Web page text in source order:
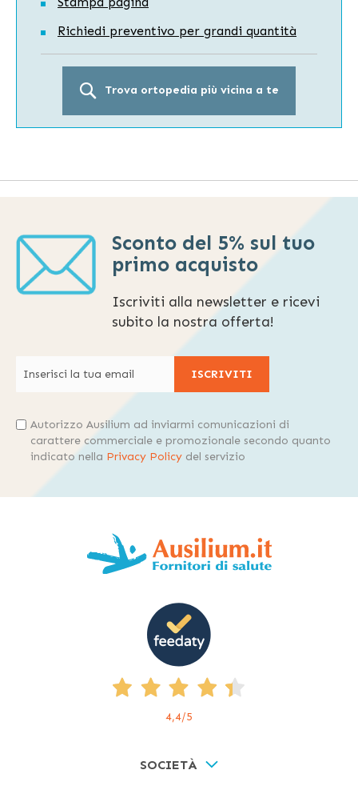
Richiedi preventivo per grandi quantità
Trova ortopedia più vicina a te
Sconto del 5% sul tuo
primo acquisto
Iscriviti alla newsletter e ricevi
subito la nostra offerta!
ISCRIVITI
Autorizzo Ausilium ad inviarmi comunicazioni di
carattere commerciale e promozionale secondo quanto
indicato nella Privacy Policy del servizio
4,4/5
SOCIETÀ